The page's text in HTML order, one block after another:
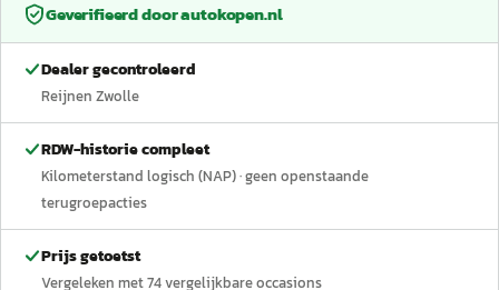
Geverifieerd doorautokopen.nl
Dealer gecontroleerd
Reijnen Zwolle
RDW-historie compleet
Kilometerstand logisch (NAP)· geen openstaande
terugroepacties
Prijs getoetst
Vergeleken met74vergelijkbare occasions